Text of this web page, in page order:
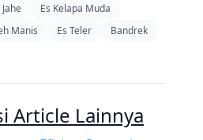
Es Kelapa Muda
Manis Es Teler
Bandrek
Article Lainnya